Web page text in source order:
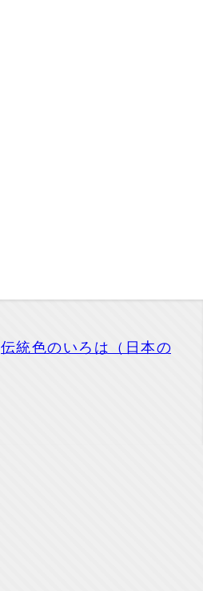
伝統色のいろは（日本の